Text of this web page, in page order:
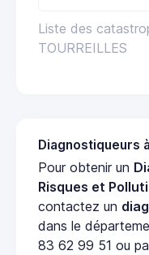
Liste des
TOURREILLES
Diagnostiqueurs à
Pour obtenir un
Risques et
contactez un
dans le
83 62 99 51 ou